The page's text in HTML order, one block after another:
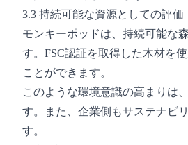
3.3 持続可能な資源としての評価
モンキーポッドは、持続可能な
す。FSC認証を取得した木材を
ことができます。
このような環境意識の高まりは
す。また、企業側もサステナビ
す。